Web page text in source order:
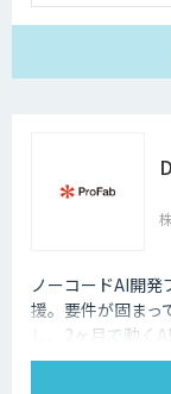
ノーコードAI開
援。要件が固まっ
し、2ヶ月で動く
内製化・自走まで